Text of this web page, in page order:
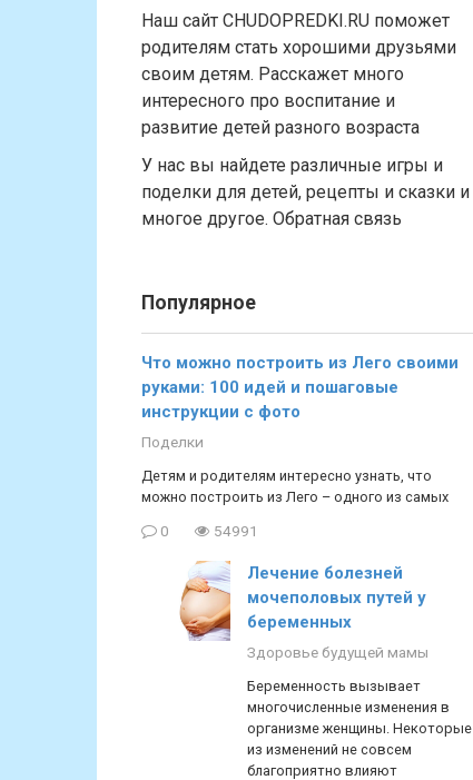
Наш сайт CHUDOPREDKI.RU поможет
родителям стать хорошими друзьями
своим детям. Расскажет много
интересного про воспитание и
развитие детей разного возраста
У нас вы найдете различные игры и
поделки для детей, рецепты и сказки и
многое другое. Обратная связь
Популярное
Что можно построить из Лего своими
руками: 100 идей и пошаговые
инструкции с фото
Поделки
Детям и родителям интересно узнать, что
можно построить из Лего – одного из самых
0 54991
Лечение болезней
мочеполовых путей у
беременных
Здоровье будущей мамы
Беременность вызывает
многочисленные изменения в
организме женщины. Некоторые
из изменений не совсем
благоприятно влияют